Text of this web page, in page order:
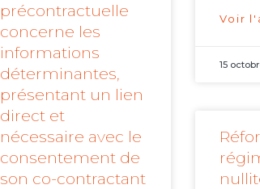
Voir
15
précontractuelle
concerne les
informations
déterminantes,
présentant un lien
direct et
nécessaire avec le
consentement de
son co-contractant